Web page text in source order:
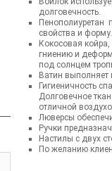
долговечность.
Пенополиуретан
свойства и форму.
Кокосовая
гниению и
под солнцем
Ватин
Гигиеничность
Долговечное
отличной
Люверсы
Ручки
Настилы с двух
По желанию